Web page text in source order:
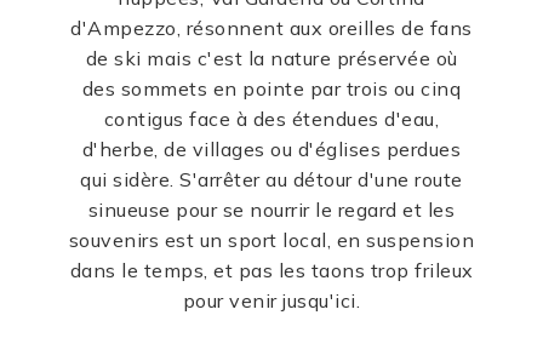
d'Ampezzo, résonnent aux oreilles de fans
de ski mais c'est la nature préservée où
des sommets en pointe par trois ou cinq
contigus face à des étendues d'eau,
d'herbe, de villages ou d'églises perdues
qui sidère. S'arrêter au détour d'une route
sinueuse pour se nourrir le regard et les
souvenirs est un sport local, en suspension
dans le temps, et pas les taons trop frileux
pour venir jusqu'ici.